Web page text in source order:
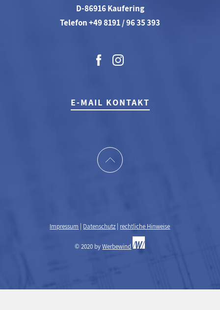
D-86916 Kaufering
Telefon +49 8191 / 96 35 393
E-MAIL KONTAKT
Impressum Datenschutz rechtliche Hinweise
© 2020 byWerbewind